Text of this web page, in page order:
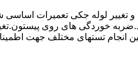
و تغییر لوله جکی تعمیرات
خوردگی های روی
انجام تستهای مختلف جهت